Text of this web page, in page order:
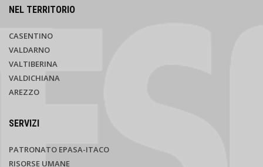
NEL TERRITORIO
CASENTINO
VALDARNO
VALTIBERINA
VALDICHIANA
AREZZO
SERVIZI
PATRONATO EPASA-ITACO
RISORSE UMANE